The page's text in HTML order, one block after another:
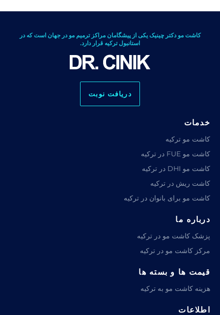
کاشت مو دکتر چینیک یکی از پیشگامان مراکز ترمیم مو در جهان است که در
استانبول ترکیه قرار دارد.
دریافت نوبت
خدمات
کاشت مو ترکیه
کاشت مو FUE در ترکیه
کاشت مو DHI در ترکیه
کاشت ریش در ترکیه
کاشت مو برای بانوان در ترکیه
درباره ما
پزشک کاشت مو در ترکیه
مرکز کاشت مو در ترکیه
قیمت ها و بسته ها
هزینه کاشت مو به ترکیه
اطلاعات